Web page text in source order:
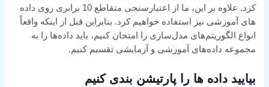
کرد. علاوه بر این، ما از اعتبارسنجی متقاطع 10 برابری روی داده
های آموزشی نیز استفاده خواهیم کرد. بنابراین قبل از اینکه واقعاً
انواع الگوریتم‌های مدل‌سازی را امتحان کنیم، باید داده‌ها را به
مجموعه داده‌های آموزشی و آزمایشی تقسیم کنیم.
بیایید داده ها را پارتیشن بندی کنیم